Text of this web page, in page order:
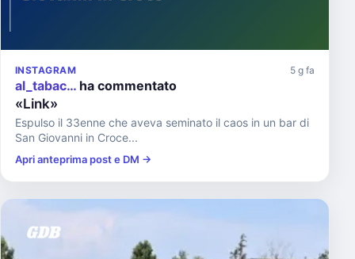
INSTAGRAM 5 g fa
al_tabac… ha commentato
«Link»
Espulso il 33enne che aveva seminato il caos in un bar di
San Giovanni in Croce...
Apri anteprima post e DM →